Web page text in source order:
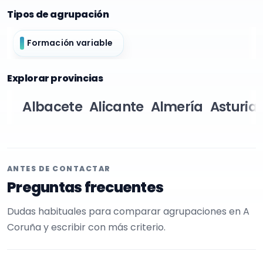
Tipos de agrupación
Formación variable
Explorar provincias
Albacete Alicante Almería
ANTES DE CONTACTAR
Preguntas frecuentes
Dudas habituales para comparar agrupaciones en A
Coruña y escribir con más criterio.